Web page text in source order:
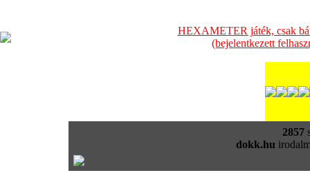
HEXAMETER játék, csak
(bejelentkezett
2857
dokk.hu